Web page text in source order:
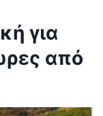
για
από